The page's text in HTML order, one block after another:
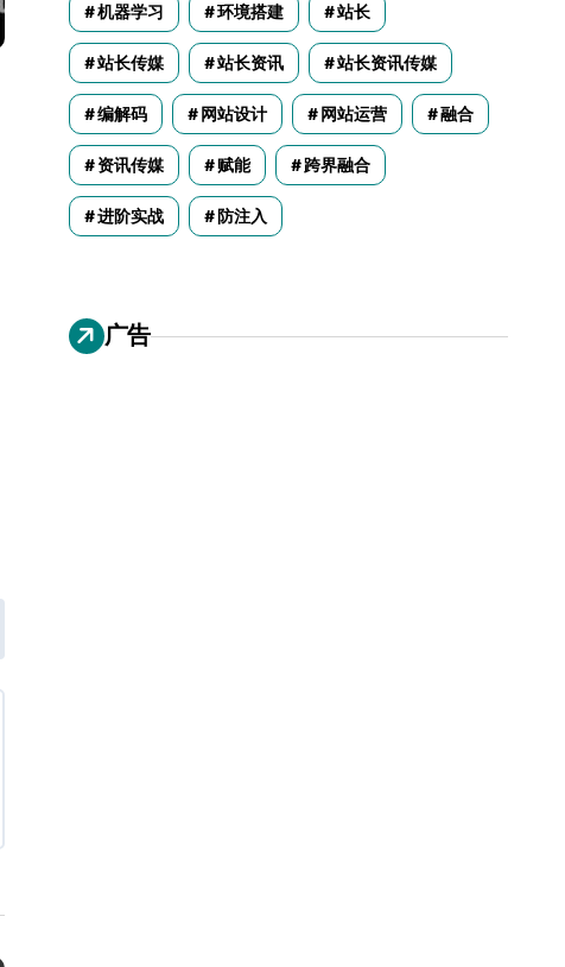
机器学习 环境搭建 站长
站长传媒 站长资讯 站长资讯传媒
编解码 网站设计 网站运营 融合
资讯传媒 赋能 跨界融合
进阶实战 防注入
广告